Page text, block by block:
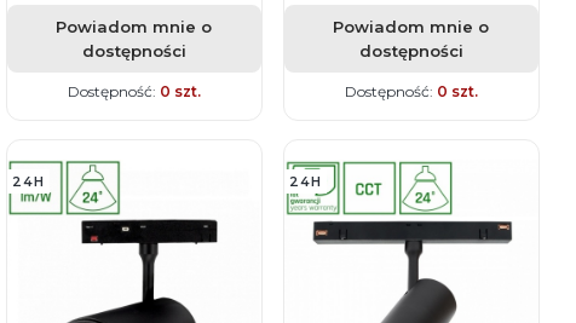
Powiadom mnie o
dostępności
Dostępność: 0 szt.
Powiadom mnie o
dostępności
Dostępność: 0 szt.
24H 24H